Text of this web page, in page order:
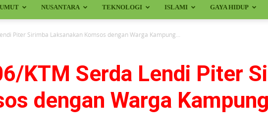
Kundur
News
NUSANTARA TEKNOLOGI ISLAMI GAYA HIDUP
Piter Sirimba Laksanakan Komsos dengan Warga Kampung...
KTM Serda Lendi Piter
dengan Warga Kampung